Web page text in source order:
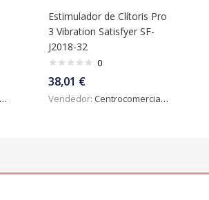
Estimulador de Clítoris Pro
3 Vibration Satisfyer SF-
J2018-32
0
38,01 €
Vendedor: Centrocomercialdigital